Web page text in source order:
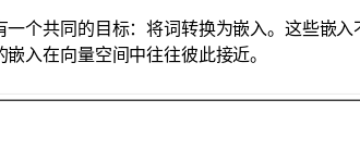
个共同的目标：将词转换为嵌入。这些嵌
入在向量空间中往往彼此接近。